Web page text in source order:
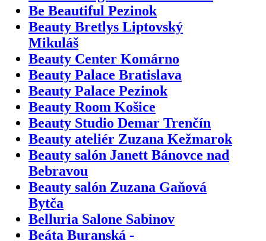
Be Beautiful Pezinok
Beauty Bretlys Liptovský
Mikuláš
Beauty Center Komárno
Beauty Palace Bratislava
Beauty Palace Pezinok
Beauty Room Košice
Beauty Studio Demar Trenčín
Beauty ateliér Zuzana Kežmarok
Beauty salón Janett Bánovce nad
Bebravou
Beauty salón Zuzana Gaňová
Bytča
Belluria Salone Sabinov
Beáta Buranská -